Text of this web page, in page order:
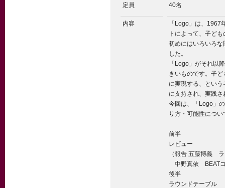
定員 40名
内容
「Logo」は、1967
トによって、子ど
初めにはいろいろ
した。
「Logo」がそれ以
きいものです。子
に実現する、とい
に支持され、実践
今回は、「Logo」
り方・可能性につ
前半
レビュー
（報告 五藤博義
中野真依 BEATコ
後半
ラウンドテーブル